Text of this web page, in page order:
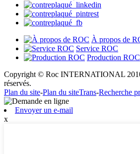
À propos de
Service ROC
Production ROC
Copyright © Roc INTERNATIONAL
réservés.
Plan du site-Plan du siteTrans-Recherche
Envoyer un e-mail
x